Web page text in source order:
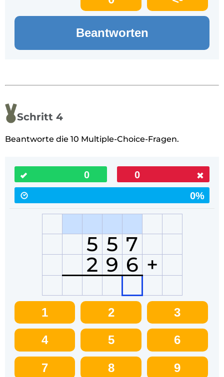
Beantworten
Schritt 4
Beantworte die 10 Multiple-Choice-Fragen.
0
0
0%
5 5 7
2 9 6 +
1 2 3
4 5 6
7 8 9